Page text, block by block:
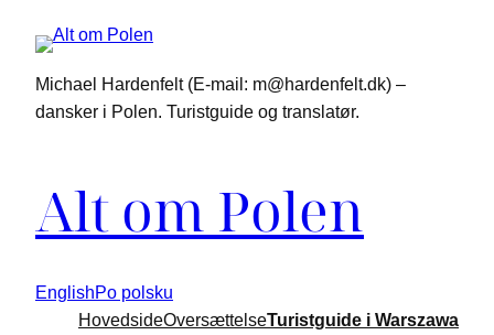
indhold
Michael Hardenfelt (E-mail: m@hardenfelt.dk) –
dansker i Polen. Turistguide og translatør.
Alt om Polen
EnglishPo polsku
HovedsideOversættelseTuristguide i Warszawa